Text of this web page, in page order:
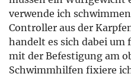
verwende ich
Controller aus der
handelt es sich dabei um
mit der Befestigung am
Schwimmhilfen fixiere